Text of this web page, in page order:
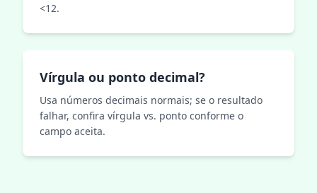
<12.
Vírgula ou ponto decimal?
Usa números decimais normais; se o resultado
falhar, confira vírgula vs. ponto conforme o
campo aceita.